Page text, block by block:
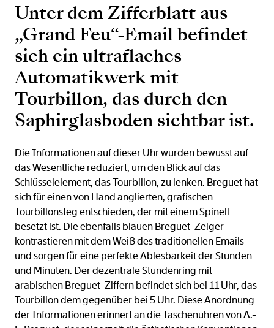
Unter dem Zifferblatt aus
„Grand Feu“-Email befindet
sich ein ultraflaches
Automatikwerk mit
Tourbillon, das durch den
Saphirglasboden sichtbar ist.
Die Informationen auf dieser Uhr wurden bewusst auf
das Wesentliche reduziert, um den Blick auf das
Schlüsselelement, das Tourbillon, zu lenken. Breguet hat
sich für einen von Hand anglierten, grafischen
Tourbillonsteg entschieden, der mit einem Spinell
besetzt ist. Die ebenfalls blauen Breguet-Zeiger
kontrastieren mit dem Weiß des traditionellen Emails
und sorgen für eine perfekte Ablesbarkeit der Stunden
und Minuten. Der dezentrale Stundenring mit
arabischen Breguet-Ziffern befindet sich bei 11 Uhr, das
Tourbillon dem gegenüber bei 5 Uhr. Diese Anordnung
der Informationen erinnert an die Taschenuhren von A.-